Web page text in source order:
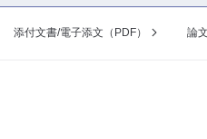
添付文書/電子添文（PDF） 論